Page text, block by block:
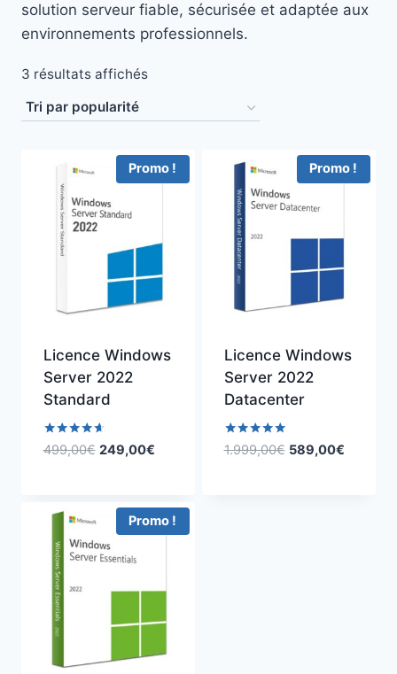
solution serveur fiable, sécurisée et adaptée aux
environnements professionnels.
3 résultats affichésTrié
popularité
Promo !
Licence Windows
Server 2022
Standard
Note
4.50
499,00€ Le
était :
499,00€.
249,00€Le
est :
249,00€.
Promo !
Licence Windows
Server 2022
Datacenter
Note
5.00
1.999,00€ Le
589,00€Le
Promo !